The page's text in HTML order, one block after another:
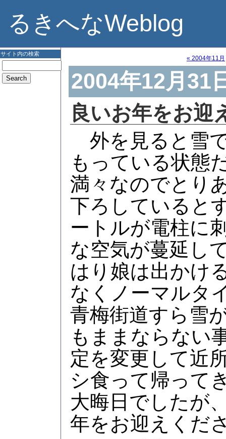
るきへなWeblog
サイト内の検索
« 2004年11月
2004年12月31
良いお年をお迎
外を見ると雪
もっている状態
満々なのでとり
下ろしていると
ートルが電柱に
な空気が蔓延し
はり娘は出かけ
なくノーマルタ
青梅街道すら雪
もままならない
定を変更して近
シ食って帰って
大晦日でしたが
年をお迎えくだ